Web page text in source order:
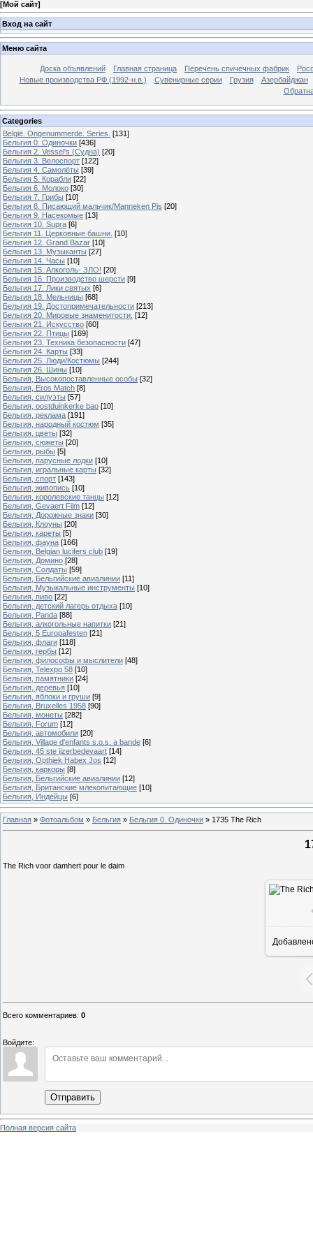
[Мой сайт]
Вход на сайт
Меню сайта
Доска объявлений Главная страница Перечень спичечных фабрик
Новые производства РФ (1992-н.в.)
Сувенирные серии Грузия
Азербайджан
Categories
België. Ongenummerde. Series. [131]
Бельгия 0. Одиночки [436]
Бельгия 2. Vessel's (Судна) [20]
Бельгия 3. Велоспорт [122]
Бельгия 4. Самолёты [39]
Бельгия 5. Корабли [22]
Бельгия 6. Молоко [30]
Бельгия 7. Грибы [10]
Бельгия 8. Писающий мальчик/Manneken Pis [20]
Бельгия 9. Насекомые [13]
Бельгия 10. Supra [6]
Бельгия 11. Церковные башни. [10]
Бельгия 12. Grand Bazar [10]
Бельгия 13. Музыканты [27]
Бельгия 14. Часы [10]
Бельгия 15. Алкоголь- ЗЛО! [20]
Бельгия 16. Производство шерсти [9]
Бельгия 17. Лики святых [6]
Бельгия 18. Мельницы [68]
Бельгия 19. Достопримечательности [213]
Бельгия 20. Мировые знаменитости. [12]
Бельгия 21. Искусство [60]
Бельгия 22. Птицы [169]
Бельгия 23. Техника безопасности [47]
Бельгия 24. Карты [33]
Бельгия 25. Люди/Костюмы [244]
Бельгия 26. Шины [10]
Бельгия, Высокопоставленные особы [32]
Бельгия, Eros Match [8]
Бельгия, силуэты [57]
Бельгия, oostduinkerke bao [10]
Бельгия, реклама [191]
Бельгия, народный костюм [35]
Бельгия, цветы [32]
Бельгия, сюжеты [20]
Бельгия, рыбы [5]
Бельгия, парусные лодки [10]
Бельгия, игральные карты [32]
Бельгия, спорт [143]
Бельгия, живопись [10]
Бельгия, королевские танцы [12]
Бельгия, Gevaert Film [12]
Бельгия, Дорожные знаки [30]
Бельгия, Клоуны [20]
Бельгия, кареты [5]
Бельгия, фауна [166]
Бельгия, Belgian lucifers club [19]
Бельгия, Домино [28]
Бельгия, Солдаты [59]
Бельгия, Бельгийские авиалинии [11]
Бельгия, Музыкальные инструменты [10]
Бельгия, пиво [22]
Бельгия, детский лагерь отдыха [10]
Бельгия, Panda [88]
Бельгия, алкогольные напитки [21]
Бельгия, 5 Europafesten [21]
Бельгия, флаги [118]
Бельгия, гербы [12]
Бельгия, философы и мыслители [48]
Бельгия, Telexpo 58 [10]
Бельгия, памятники [24]
Бельгия, деревья [10]
Бельгия, яблоки и груши [9]
Бельгия, Bruxelles 1958 [90]
Бельгия, монеты [282]
Бельгия, Forum [12]
Бельгия, автомобили [20]
Бельгия, Village d'enfants s.o.s. a bande [6]
Бельгия, 45 ste ijzerbedevaart [14]
Бельгия, Opthiek Habex Jos [12]
Бельгия, каркоры [8]
Бельгия, Бельгийские авиалинии [12]
Бельгия, Британские млекопитающие [10]
Бельгия, Индейцы [6]
Главная » Фотоальбом » Бельгия » Бельгия 0. Одиночки » 1735 The Rich
The Rich voor damhert pour le daim
Всего комментариев: 0
Войдите:
Отправить
Полная версия сайта